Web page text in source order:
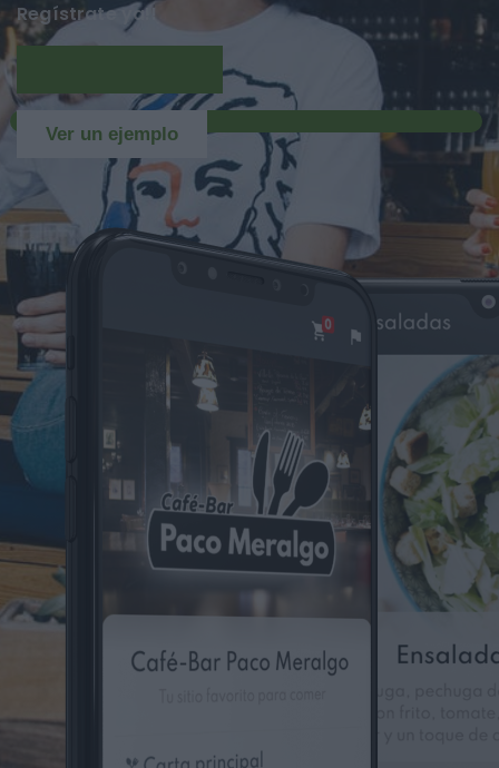
Regístrate ya!!
Ver un ejemplo